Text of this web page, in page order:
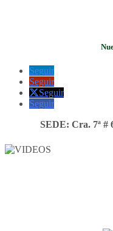
Seguir
Seguir
Seguir
Seguir
SEDE: Cra. 7ª #